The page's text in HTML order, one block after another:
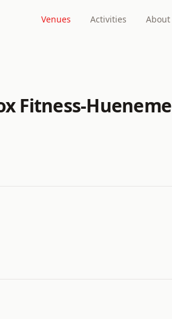
Venues Activities About
Fitness-Hueneme